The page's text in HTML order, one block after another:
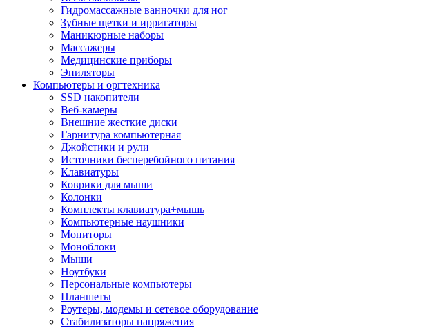
Гидромассажные ванночки для ног
Зубные щетки и ирригаторы
Маникюрные наборы
Массажеры
Медицинские приборы
Эпиляторы
Компьютеры и оргтехника
SSD накопители
Веб-камеры
Внешние жесткие диски
Гарнитура компьютерная
Джойстики и рули
Источники бесперебойного питания
Клавиатуры
Коврики для мыши
Колонки
Комплекты клавиатура+мышь
Компьютерные наушники
Мониторы
Моноблоки
Мыши
Ноутбуки
Персональные компьютеры
Планшеты
Роутеры, модемы и сетевое оборудование
Стабилизаторы напряжения